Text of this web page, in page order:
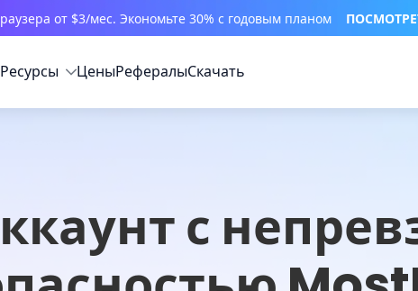
от $3/мес. Экономьте 30% с годовым планом
Ресурсы ЦеныРефералыСкачать
с